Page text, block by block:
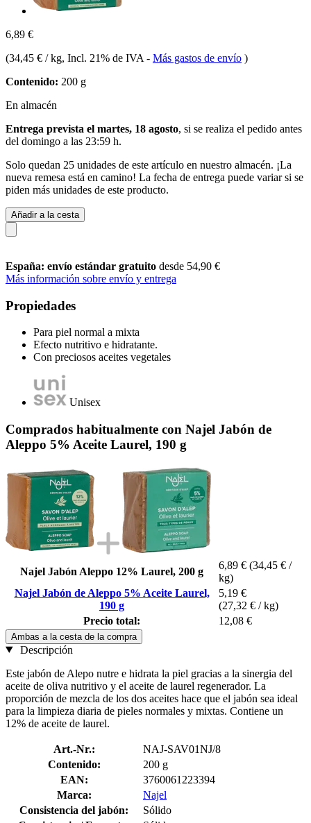
6,89 €
(34,45 € / kg, Incl. 21% de IVA - Más gastos de envío )
Contenido: 200 g
En almacén
Entrega prevista el martes, 18 agosto, si se realiza el pedido antes
del domingo a las 23:59 h.
Solo quedan 25 unidades de este artículo en nuestro almacén. ¡La
nueva remesa está en camino! La fecha de entrega puede variar si se
piden más unidades de este producto.
Añadir a la cesta
España: envío estándar gratuito desde 54,90 €
Más información sobre envío y entrega
Propiedades
Para piel normal a mixta
Efecto nutritivo e hidratante.
Con preciosos aceites vegetales
Unisex
Comprados habitualmente con Najel Jabón de
Aleppo 5% Aceite Laurel, 190 g
Najel Jabón Aleppo 12% Laurel, 200 g
6,89 € (34,45 € /
kg)
Najel Jabón de Aleppo 5% Aceite Laurel,
190 g
5,19 €
(27,32 € / kg)
Precio total:
12,08 €
Ambas a la cesta de la compra
Descripción
Este jabón de Alepo nutre e hidrata la piel gracias a la sinergia del
aceite de oliva nutritivo y el aceite de laurel regenerador. La
proporción de mezcla de los dos aceites hace que el jabón sea ideal
para la limpieza diaria de pieles normales y mixtas. Contiene un
12% de aceite de laurel.
Art.-Nr.:
NAJ-SAV01NJ/8
Contenido:
200 g
EAN:
3760061223394
Marca:
Najel
Consistencia del jabón:
Sólido